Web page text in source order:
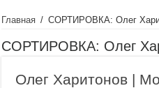
Главная / СОРТИРОВКА: Олег
СОРТИРОВКА: Олег
Олег Харитонов |